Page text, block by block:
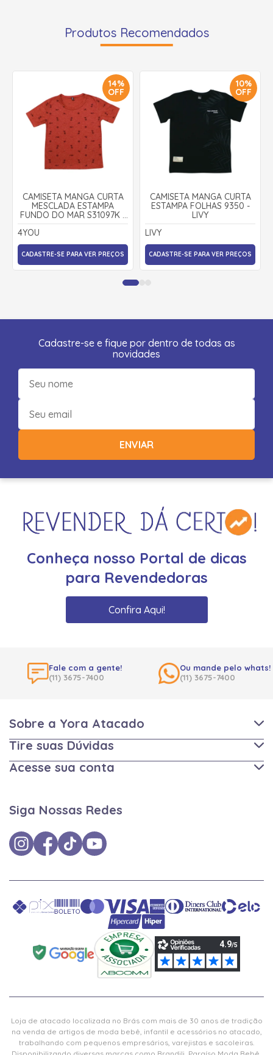
Produtos Recomendados
14%
OFF
CAMISETA MANGA CURTA
MESCLADA ESTAMPA
FUNDO DO MAR S31097K -
4YOU
4YOU
CADASTRE-SE PARA VER PREÇOS
10%
OFF
CAMISETA MANGA CURTA
ESTAMPA FOLHAS 9350 -
LIVY
LIVY
CADASTRE-SE PARA VER PREÇOS
Cadastre-se e fique por dentro de todas as
novidades
ENVIAR
Conheça nosso Portal de dicas
para Revendedoras
Confira Aqui!
Fale com a gente!
(11) 3675-7400
Ou mande pelo whats!
(11) 3675-7400
Sobre a Yora Atacado
Tire suas Dúvidas
Acesse sua conta
Siga Nossas Redes
Loja de atacado localizada no Brás com mais de 30 anos de tradição
na venda de artigos de moda bebê, infantil e acessórios no atacado,
trabalhando com pequenos empresários, varejistas e sacoleiras.